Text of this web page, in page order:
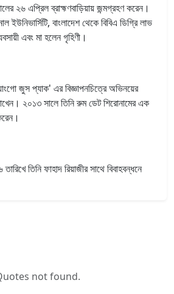
২৬ এপ্রিল ব্রাহ্মণবাড়িয়ায় জন্মগ্রহণ করেন।
ইউনিভার্সিটি, বাংলাদেশ থেকে বিবিএ ডিগ্রি লাভ
এবং মা হলেন গৃহিণী।
জুস প্যাক' এর বিজ্ঞাপনচিত্রে অভিনয়ের
২০১৩ সালে তিনি রুম ডেট শিরোনামের এক
তিনি ফাহাদ রিয়াজীর সাথে বিবাহবন্ধনে
not found.